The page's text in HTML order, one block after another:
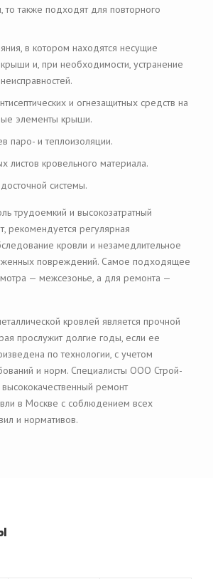
также подходят для повторного
в котором находятся несущие
крыши и, при необходимости, устранение
и огнезащитных средств на
элементы крыши.
паро- и теплоизоляции.
листов кровельного материала.
системы.
трудоемкий и высокозатратный
рекомендуется регулярная
кровли и незамедлительное
повреждений. Самое подходящее
— межсезонье, а для ремонта —
кровлей является прочной
прослужит долгие годы, если ее
по технологии, с учетом
и норм. Специалисты ООО Строй-
ремонт
в Москве с соблюдением всех
и нормативов.